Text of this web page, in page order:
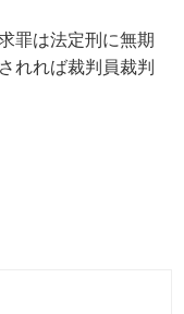
罪は法定刑に無期
れれば裁判員裁判